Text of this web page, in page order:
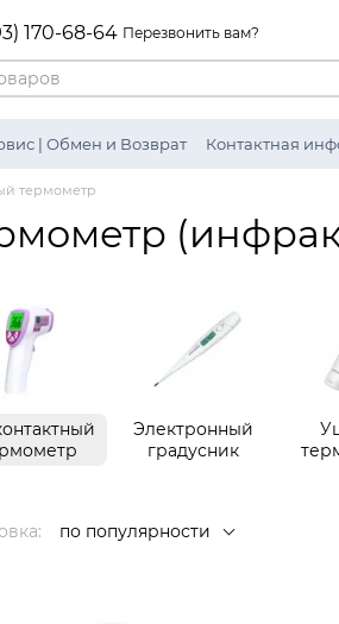
170-68-64 Перезвонить вам?
| Обмен и Возврат Контактная
термометр
Электронный
градусник
по популярности